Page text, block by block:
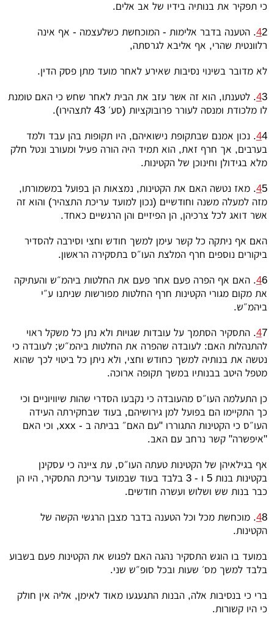
כי תפקיר את בנותיה בידיו של אב אלים.
42. הטענה בדבר אלימות - המוכחשת כשלעצמה - אף אינה
רלוונטית שהרי, אף אליבא לגרסתה,
לא מדובר בשינוי נסיבות שאירע לאחר מועד מתן פסק הדין.
43. לטענתו, הוא זה אשר עזב את הבית לאחר שחש כי האם טומנת
לו מלכודת ומנסה לעורר פרובוקציות (סע׳ 43 לתצהירו).
44. נכון אמנם שבתקופת נישואיהם, היו תקופות בהן עבד ולמד
בערבים, אך חרף זאת, הוא תמיד היה הורה פעיל ומעורב ונטל חלק
מלא בגידולן וחינוכן של הקטינות.
45. מאז נטשה האם את הקטינות, נמצאות הן בפועל במשמורתו,
מזה למעלה משנה וחודשיים (נכון למועד עריכת התצהיר) והוא זה
אשר דואג לכל צרכיהן, הן הפיזיים והן הרגשיים כאחד.
האם אף ניתקה כל קשר עימן למשך חודש וחצי וסירבה להסדיר
ביקורים נוספים חרף המלצת העו״ס בתסקירה הראשון.
46. האם אף הפרה פעם אחר פעם את החלטות ביהמ״ש והעתיקה
את מקום מגורי הקטינות חרף החלטות מפורשות שניתנו ע״י
ביהמ״ש.
47. התסקיר הסתמך על עובדות שגויות ולא נתן כל משקל ראוי
להתנהלות האם: לעובדה שהפרה את החלטות ביהמ״ש; לעובדה כי
נטשה את בנותיה למשך כחודש וחצי, ולא ניתן כל ביטוי לכך שהוא
מטפל היטב בבנותיו במשך תקופה ארוכה.
כן התעלמה העו״ס מהעובדה כי נקבעו הסדרי שהות שיוויוניים וכי
כך התקיימו הם בפועל למן גירושיהם, בעוד שבחקירתה העידה
העו״ס כי הקטינות התגוררו "עם האם״ בביתה ב - xxx, וכי האם
"איפשרה" קשר נרחב עם האב.
אף בגילאיהן של הקטינות טעתה העו״ס, עת ציינה כי עסקינן
בקטינות בנות 5 ו - 3 בלבד בעוד שבמועד עריכת התסקיר, היו הן
כבר בנות שש ושלוש ועשרה חודשים.
48. מוכחשת מכל וכל הטענה בדבר מצבן הרגשי הקשה של
הקטינות.
במועד בו הוגש התסקיר נהגה האם לפגוש את הקטינות פעם בשבוע
בלבד למשך מס׳ שעות ובכל סופ״ש שני.
ברי כי בנסיבות אלה, הבנות התגעגעו מאוד לאימן, אליה אין חולק
כי היו קשורות.